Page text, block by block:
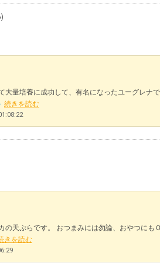
大量培養に成功して、有名になったユーグレナ
続きを読む
の天ぷらです。 おつまみには勿論、おやつに
きを読む